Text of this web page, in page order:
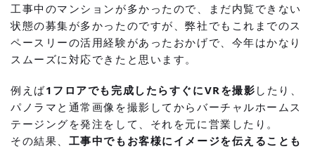
工事中のマンションが多かったので、まだ内覧できない
状態の募集が多かったのですが、弊社でもこれまでのス
ペースリーの活用経験があったおかげで、今年はかなり
スムーズに対応できたと思います。
例えば1フロアでも完成したらすぐにVRを撮影 したり、
パノラマと通常画像を撮影してからバーチャルホームス
テージングを発注をして、それを元に営業したり。
その結果、 工事中でもお客様にイメージを伝えることも